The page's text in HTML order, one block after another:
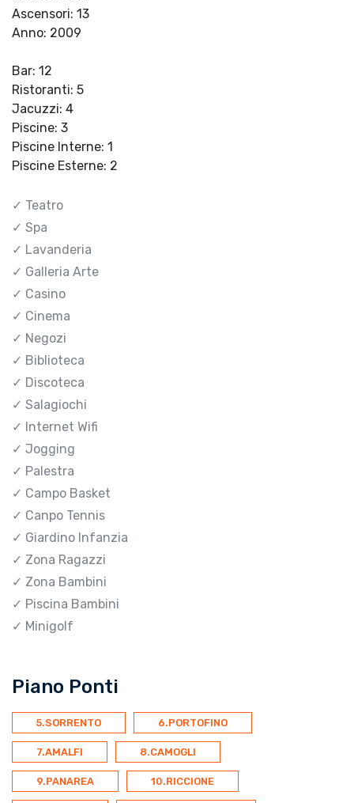
Ascensori: 13
Anno: 2009
Bar: 12
Ristoranti: 5
Jacuzzi: 4
Piscine: 3
Piscine Interne: 1
Piscine Esterne: 2
✓ Teatro
✓ Spa
✓ Lavanderia
✓ Galleria Arte
✓ Casino
✓ Cinema
✓ Negozi
✓ Biblioteca
✓ Discoteca
✓ Salagiochi
✓ Internet Wifi
✓ Jogging
✓ Palestra
✓ Campo Basket
✓ Canpo Tennis
✓ Giardino Infanzia
✓ Zona Ragazzi
✓ Zona Bambini
✓ Piscina Bambini
✓ Minigolf
Piano Ponti
5.SORRENTO 6.PORTOFINO
7.AMALFI 8.CAMOGLI
9.PANAREA 10.RICCIONE